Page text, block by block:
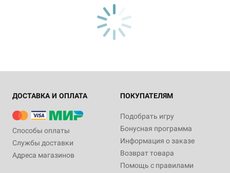
ДОСТАВКА И ОПЛАТА
Способы оплаты
Службы доставки
Адреса магазинов
ПОКУПАТЕЛЯМ
Подобрать игру
Бонусная программа
Информация о заказе
Возврат товара
Помощь с правилами